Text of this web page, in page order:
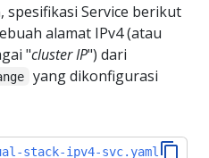
spesifikasi Service berikut
alamat IPv4 (atau
"cluster IP") dari
yang dikonfigurasi
stack-ipv4-svc.yaml